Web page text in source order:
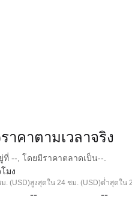
าคาตามเวลาจริง
ที่ --, โดยมีราคาตลาดเป็น--.
มง
. (USD)สูงสุดใน 24 ชม. (USD)
--
ต่ำสุดใน
--